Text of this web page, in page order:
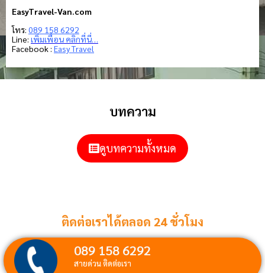
EasyTravel-Van.com
โทร: 089 158 6292
Line: เพิ่มเพื่อน คลิกที่นี่…
Facebook : Easy Travel
บทความ
ดูบทความทั้งหมด
ติดต่อเราได้ตลอด 24 ชั่วโมง
089 158 6292
สายด่วน ติดต่อเรา